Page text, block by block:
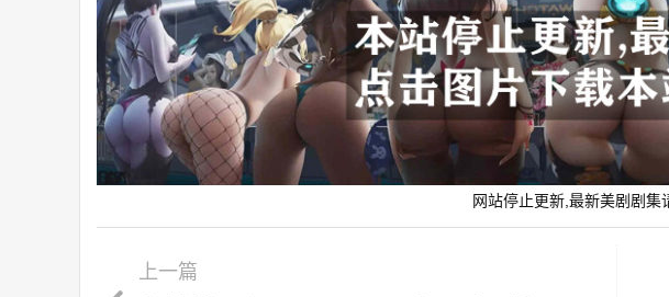
网站停止更新,最新美剧剧集
上一篇